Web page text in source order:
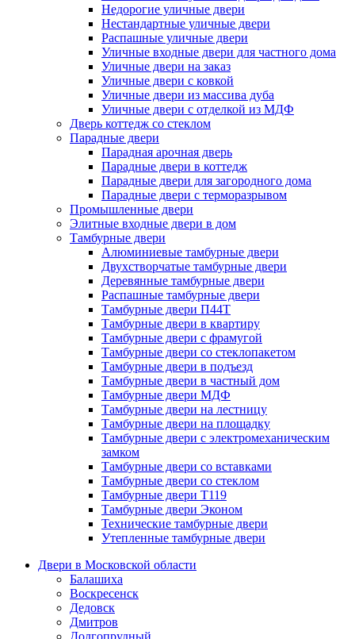
Недорогие уличные двери
Нестандартные уличные двери
Распашные уличные двери
Уличные входные двери для частного дома
Уличные двери на заказ
Уличные двери с ковкой
Уличные двери из массива дуба
Уличные двери с отделкой из МДФ
Дверь коттедж со стеклом
Парадные двери
Парадная арочная дверь
Парадные двери в коттедж
Парадные двери для загородного дома
Парадные двери с терморазрывом
Промышленные двери
Элитные входные двери в дом
Тамбурные двери
Алюминиевые тамбурные двери
Двухстворчатые тамбурные двери
Деревянные тамбурные двери
Распашные тамбурные двери
Тамбурные двери П44Т
Тамбурные двери в квартиру
Тамбурные двери с фрамугой
Тамбурные двери со стеклопакетом
Тамбурные двери в подъезд
Тамбурные двери в частный дом
Тамбурные двери МДФ
Тамбурные двери на лестницу
Тамбурные двери на площадку
Тамбурные двери с электромеханическим
замком
Тамбурные двери со вставками
Тамбурные двери со стеклом
Тамбурные двери Т119
Тамбурные двери Эконом
Технические тамбурные двери
Утепленные тамбурные двери
Двери в Московской области
Балашиха
Воскресенск
Дедовск
Дмитров
Долгопрудный